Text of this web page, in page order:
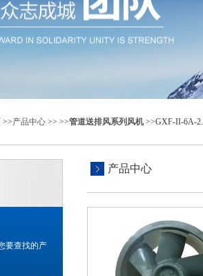
>>产品中心 >> >>管道送排风系列风机>>GXF-II-6A-
要查找的产
产品中心